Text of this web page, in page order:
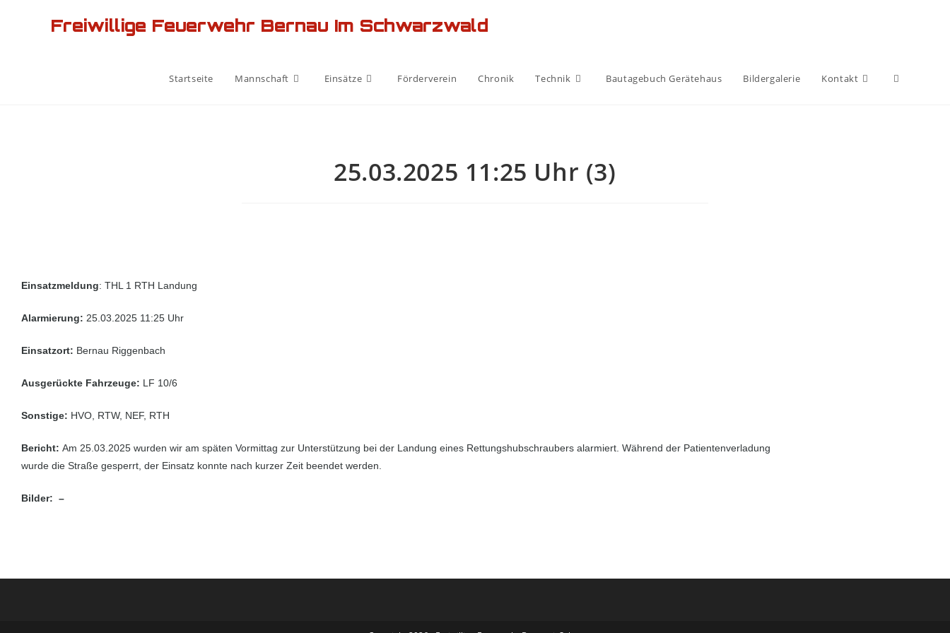
Freiwillige Feuerwehr Bernau Im Schwarzwald
Startseite Mannschaft Einsätze Förderverein Chronik Technik Bautagebuch Gerätehaus Bildergalerie Kontakt
25.03.2025 11:25 Uhr (3)
Einsatzmeldung: THL 1 RTH Landung
Alarmierung: 25.03.2025 11:25 Uhr
Einsatzort: Bernau Riggenbach
Ausgerückte Fahrzeuge: LF 10/6
Sonstige: HVO, RTW, NEF, RTH
Bericht: Am 25.03.2025 wurden wir am späten Vormittag zur Unterstützung bei der Landung eines Rettungshubschraubers alarmiert. Während der Patientenverladung
wurde die Straße gesperrt, der Einsatz konnte nach kurzer Zeit beendet werden.
Bilder: –